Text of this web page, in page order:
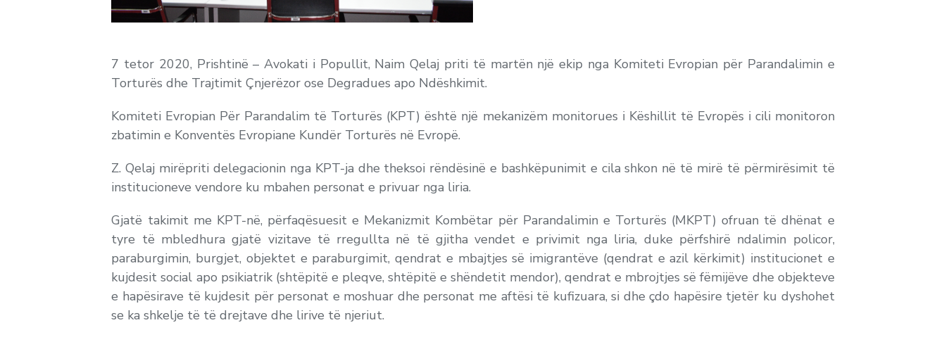
7 tetor 2020, Prishtinë – Avokati i Popullit, Naim Qelaj priti të martën një ekip nga Komiteti Evropian për Parandalimin e
Torturës dhe Trajtimit Çnjerëzor ose Degradues apo Ndëshkimit.
Komiteti Evropian Për Parandalim të Torturës (KPT) është një mekanizëm monitorues i Këshillit të Evropës i cili monitoron
zbatimin e Konventës Evropiane Kundër Torturës në Evropë.
Z. Qelaj mirëpriti delegacionin nga KPT-ja dhe theksoi rëndësinë e bashkëpunimit e cila shkon në të mirë të përmirësimit të
institucioneve vendore ku mbahen personat e privuar nga liria.
Gjatë takimit me KPT-në, përfaqësuesit e Mekanizmit Kombëtar për Parandalimin e Torturës (MKPT) ofruan të dhënat e
tyre të mbledhura gjatë vizitave të rregullta në të gjitha vendet e privimit nga liria, duke përfshirë ndalimin policor,
paraburgimin, burgjet, objektet e paraburgimit, qendrat e mbajtjes së imigrantëve (qendrat e azil kërkimit) institucionet e
kujdesit social apo psikiatrik (shtëpitë e pleqve, shtëpitë e shëndetit mendor), qendrat e mbrojtjes së fëmijëve dhe objekteve
e hapësirave të kujdesit për personat e moshuar dhe personat me aftësi të kufizuara, si dhe çdo hapësire tjetër ku dyshohet
se ka shkelje të të drejtave dhe lirive të njeriut.